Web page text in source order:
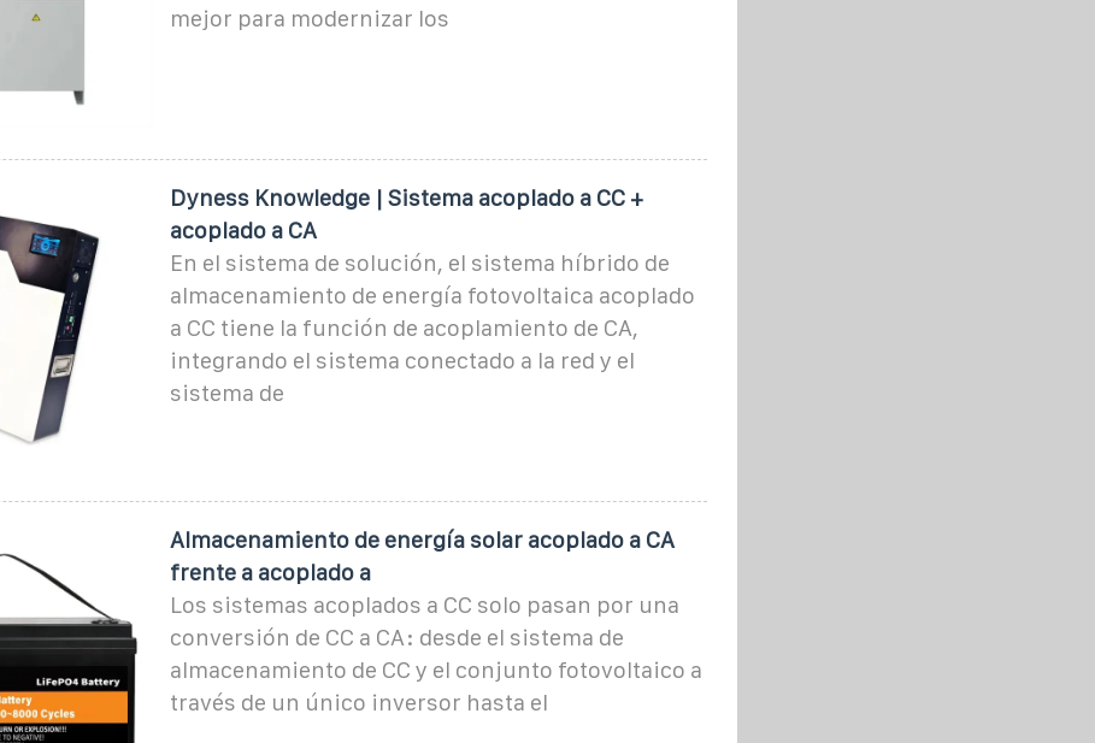
mejor para modernizar los
Dyness Knowledge | Sistema acoplado a CC +
acoplado a CA
En el sistema de solución, el sistema híbrido de
almacenamiento de energía fotovoltaica acoplado
a CC tiene la función de acoplamiento de CA,
integrando el sistema conectado a la red y el
sistema de
Almacenamiento de energía solar acoplado a CA
frente a acoplado a
Los sistemas acoplados a CC solo pasan por una
conversión de CC a CA: desde el sistema de
almacenamiento de CC y el conjunto fotovoltaico a
través de un único inversor hasta el